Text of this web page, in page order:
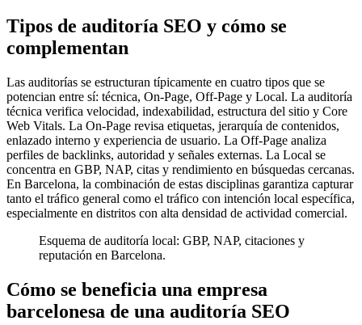
Tipos de auditoría SEO y cómo se
complementan
Las auditorías se estructuran típicamente en cuatro tipos que se
potencian entre sí: técnica, On-Page, Off-Page y Local. La auditoría
técnica verifica velocidad, indexabilidad, estructura del sitio y Core
Web Vitals. La On-Page revisa etiquetas, jerarquía de contenidos,
enlazado interno y experiencia de usuario. La Off-Page analiza
perfiles de backlinks, autoridad y señales externas. La Local se
concentra en GBP, NAP, citas y rendimiento en búsquedas cercanas.
En Barcelona, la combinación de estas disciplinas garantiza capturar
tanto el tráfico general como el tráfico con intención local específica,
especialmente en distritos con alta densidad de actividad comercial.
Esquema de auditoría local: GBP, NAP, citaciones y
reputación en Barcelona.
Cómo se beneficia una empresa
barcelonesa de una auditoría SEO